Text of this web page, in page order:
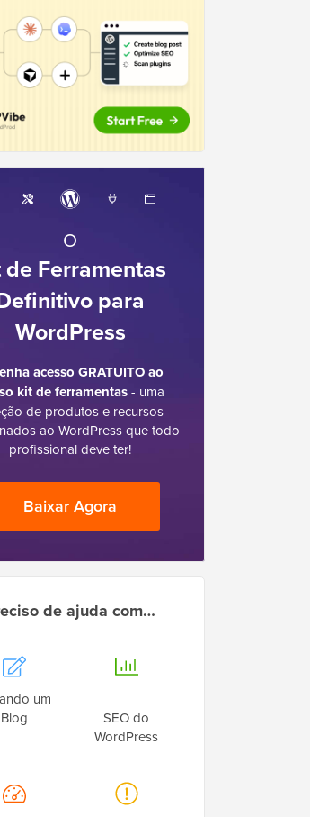
O
de Ferramentas
para
WordPress
acesso GRATUITO ao
kit de ferramentas- uma
de produtos e recursos
ao WordPress que todo
profissional deve ter!
Baixar Agora
de ajuda com…
um
Blog
SEO do
WordPress